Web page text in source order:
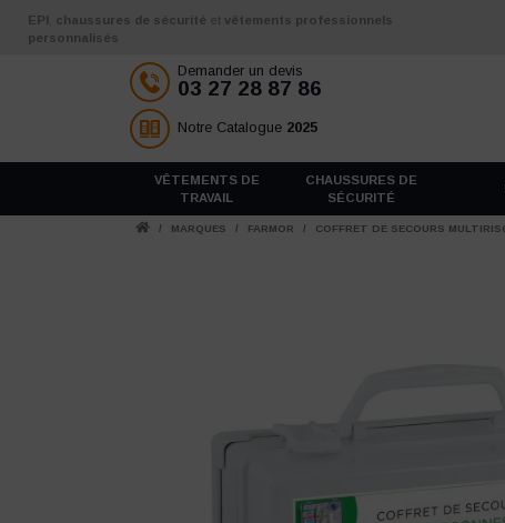
Aller au contenu
EPI chaussures de sécurité et vêtements professionnels
personnalisés
Demander un devis
03 27 28 87 86
Notre Catalogue 2025
VÊTEMENTS DE
TRAVAIL
CHAUSSURES DE
SÉCURITÉ
/ MARQUES / FARMOR / COFFRET DE SECOURS